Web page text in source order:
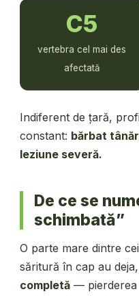
C5
vertebra cel mai des
afectată
Indiferent de țară,
constant: bărbat
leziune severă.
De ce se
schimbată”
O parte mare dintre
săritură în cap au
completă— pierderea